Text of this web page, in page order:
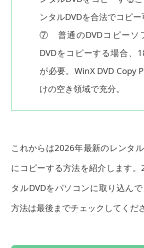
ンタルDVDを合法でコピー
⑦ 普通のDVDコピーソ
DVDをコピーする場合、
が必要。WinX DVD Copy
けの空き領域で充分。
これからは2026年最新のレンタ
にコピーする方法を紹介します
タルDVDをパソコンに取り込ん
方法は最後までチェックしてくだ